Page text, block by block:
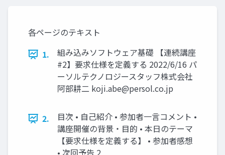
各ページのテキスト
1.
組み込みソフトウェア基礎 【連続講座
#2】要求仕様を定義する 2022/6/16 パ
ーソルテクノロジースタッフ株式会社
阿部耕二 koji.abe@persol.co.jp
2.
目次 • 自己紹介 • 参加者一言コメント •
講座開催の背景・目的 • 本日のテーマ
【要求仕様を定義する】 • 参加者感想
• 次回予告 2